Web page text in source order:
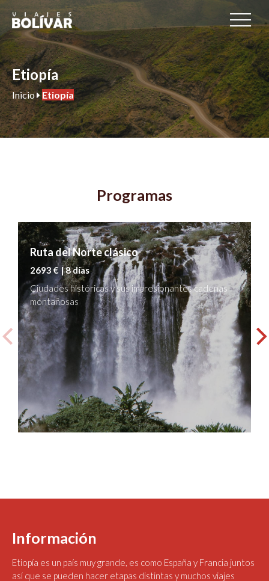
Etiopía
Inicio Etiopía
Información
Etiopía es un país muy grande, es como España y Francia juntos
así que se pueden hacer etapas distintas y muchos viajes
Programas
Ruta del Norte clásico
2693 € | 8 días
Ciudades históricas y sus impresionantes cadenas
montañosas